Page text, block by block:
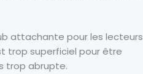
attachante pour les lecteurs
trop superficiel pour être
trop abrupte.